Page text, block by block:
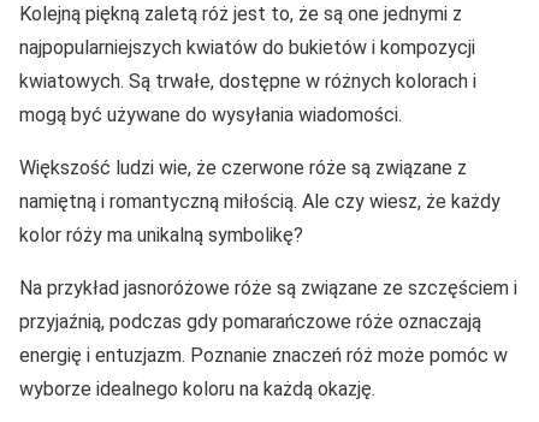
Kolejną piękną zaletą róż jest to, że są one jednymi z
najpopularniejszych kwiatów do bukietów i kompozycji
kwiatowych. Są trwałe, dostępne w różnych kolorach i
mogą być używane do wysyłania wiadomości.
Większość ludzi wie, że czerwone róże są związane z
namiętną i romantyczną miłością. Ale czy wiesz, że każdy
kolor róży ma unikalną symbolikę?
Na przykład jasnoróżowe róże są związane ze szczęściem i
przyjaźnią, podczas gdy pomarańczowe róże oznaczają
energię i entuzjazm. Poznanie znaczeń róż może pomóc w
wyborze idealnego koloru na każdą okazję.